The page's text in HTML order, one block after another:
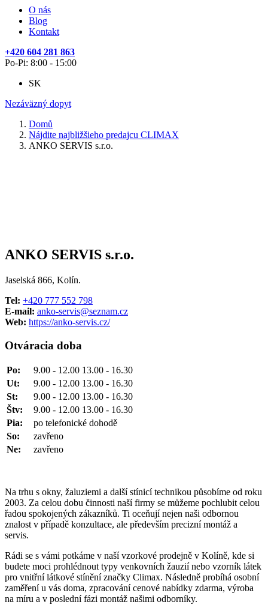
O nás
Blog
Kontakt
+420 604 281 863
Po-Pi: 8:00 - 15:00
SK
Nezáväzný dopyt
Domů
Nájdite najbližšieho predajcu CLIMAX
ANKO SERVIS s.r.o.
ANKO SERVIS s.r.o.
Jaselská 866, Kolín.
Tel: +420 777 552 798
E-mail: anko-servis@seznam.cz
Web: https://anko-servis.cz/
Otváracia doba
Po:
9.00 - 12.00 13.00 - 16.30
Ut:
9.00 - 12.00 13.00 - 16.30
St:
9.00 - 12.00 13.00 - 16.30
Štv:
9.00 - 12.00 13.00 - 16.30
Pia:
po telefonické dohodě
So:
zavřeno
Ne:
zavřeno
Na trhu s okny, žaluziemi a další stínicí technikou působíme od roku
2003. Za celou dobu činnosti naší firmy se můžeme pochlubit celou
řadou spokojených zákazníků. Ti oceňují nejen naši odbornou
znalost v případě konzultace, ale především precizní montáž a
servis.
Rádi se s vámi potkáme v naší vzorkové prodejně v Kolíně, kde si
budete moci prohlédnout typy venkovních žauzií nebo vzorník látek
pro vnitřní látkové stínění značky Climax. Následně probíhá osobní
zaměření u vás doma, zpracování cenové nabídky zdarma, výroba
na míru a v poslední fázi montáž našimi odborníky.